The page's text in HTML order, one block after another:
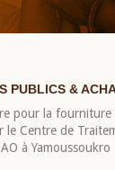
PUBLICS &
pour la fourniture
le Centre de
à Yamoussoukro